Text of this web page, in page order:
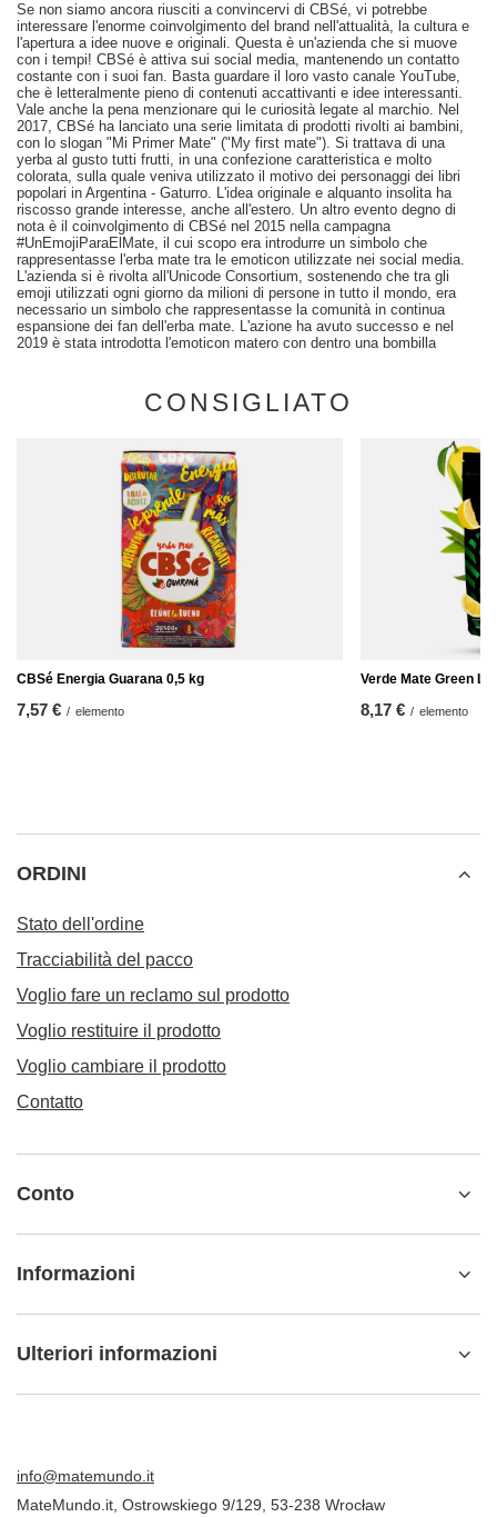
Se non siamo ancora riusciti a convincervi di CBSé, vi potrebbe
interessare l'enorme coinvolgimento del brand nell'attualità, la cultura e
l'apertura a idee nuove e originali. Questa è un'azienda che si muove
con i tempi! CBSé è attiva sui social media, mantenendo un contatto
costante con i suoi fan. Basta guardare il loro vasto canale YouTube,
che è letteralmente pieno di contenuti accattivanti e idee interessanti.
Vale anche la pena menzionare qui le curiosità legate al marchio. Nel
2017, CBSé ha lanciato una serie limitata di prodotti rivolti ai bambini,
con lo slogan "Mi Primer Mate" ("My first mate"). Si trattava di una
yerba al gusto tutti frutti, in una confezione caratteristica e molto
colorata, sulla quale veniva utilizzato il motivo dei personaggi dei libri
popolari in Argentina - Gaturro. L'idea originale e alquanto insolita ha
riscosso grande interesse, anche all'estero. Un altro evento degno di
nota è il coinvolgimento di CBSé nel 2015 nella campagna
#UnEmojiParaElMate, il cui scopo era introdurre un simbolo che
rappresentasse l'erba mate tra le emoticon utilizzate nei social media.
L'azienda si è rivolta all'Unicode Consortium, sostenendo che tra gli
emoji utilizzati ogni giorno da milioni di persone in tutto il mondo, era
necessario un simbolo che rappresentasse la comunità in continua
espansione dei fan dell'erba mate. L'azione ha avuto successo e nel
2019 è stata introdotta l'emoticon matero con dentro una bombilla
CONSIGLIATO
CBSé Energia Guarana 0,5 kg
7,57 € / elemento
Verde Mate Green
8,17 € / elemento
ORDINI
Stato dell'ordine
Tracciabilità del pacco
Voglio fare un reclamo sul prodotto
Voglio restituire il prodotto
Voglio cambiare il prodotto
Contatto
Conto
Informazioni
Ulteriori informazioni
info@matemundo.it
MateMundo.it Ostrowskiego 9/129 53-238 Wrocław